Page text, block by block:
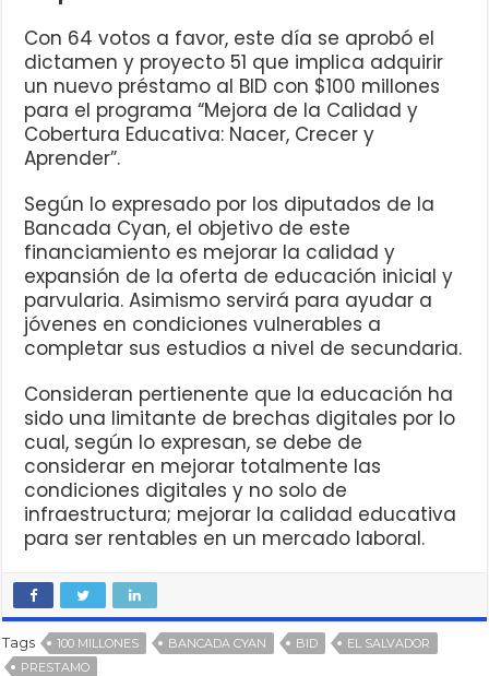
Con 64 votos a favor, este día se aprobó el
dictamen y proyecto 51 que implica adquirir
un nuevo préstamo al BID con $100 millones
para el programa “Mejora de la Calidad y
Cobertura Educativa: Nacer, Crecer y
Aprender”.
Según lo expresado por los diputados de la
Bancada Cyan, el objetivo de este
financiamiento es mejorar la calidad y
expansión de la oferta de educación inicial y
parvularia. Asimismo servirá para ayudar a
jóvenes en condiciones vulnerables a
completar sus estudios a nivel de secundaria.
Consideran pertienente que la educación ha
sido una limitante de brechas digitales por lo
cual, según lo expresan, se debe de
considerar en mejorar totalmente las
condiciones digitales y no solo de
infraestructura; mejorar la calidad educativa
para ser rentables en un mercado laboral.
Tags 100 MILLONES BANCADA CYAN BID
EL SALVADOR
PRESTAMO